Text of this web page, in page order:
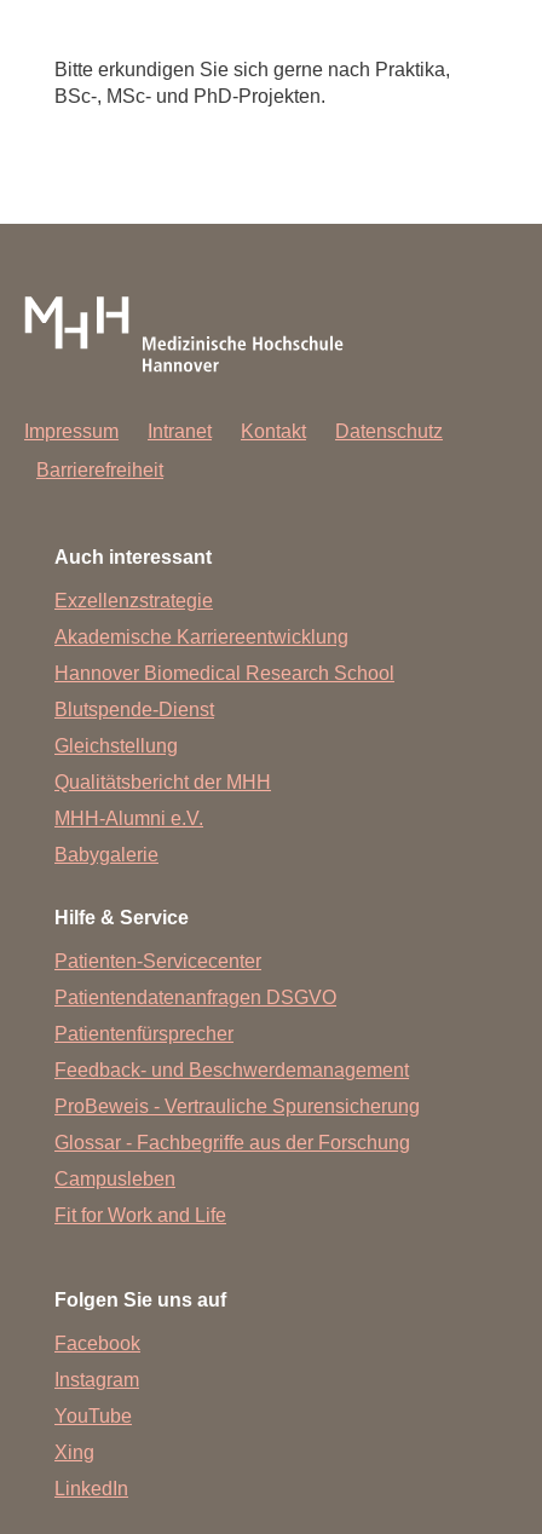
Bitte erkundigen Sie sich gerne nach Praktika,
BSc-, MSc- und PhD-Projekten.
Impressum Intranet Kontakt
Datenschutz
Barrierefreiheit
Auch interessant
Exzellenzstrategie
Akademische Karriereentwicklung
Hannover Biomedical Research School
Blutspende-Dienst
Gleichstellung
Qualitätsbericht der MHH
MHH-Alumni e.V.
Babygalerie
Hilfe & Service
Patienten-Servicecenter
Patientendatenanfragen DSGVO
Patientenfürsprecher
Feedback- und Beschwerdemanagement
ProBeweis - Vertrauliche Spurensicherung
Glossar - Fachbegriffe aus der Forschung
Campusleben
Fit for Work and Life
Folgen Sie uns auf
Facebook
Instagram
YouTube
Xing
LinkedIn